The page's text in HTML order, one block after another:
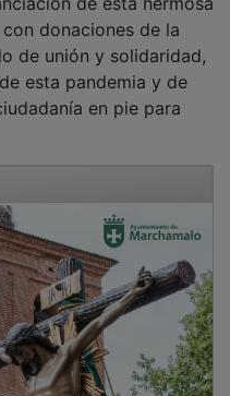
donaciones de la
de unión y solidaridad,
esta pandemia y de
en pie para